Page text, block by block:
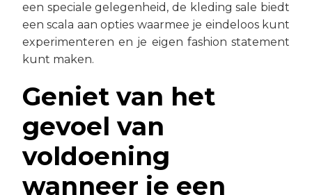
een speciale gelegenheid, de kleding sale biedt
een scala aan opties waarmee je eindeloos kunt
experimenteren en je eigen fashion statement
kunt maken.
Geniet van het
gevoel van
voldoening
wanneer je een